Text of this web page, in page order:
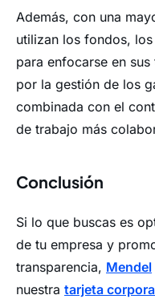
Además, con una
utilizan los fondos,
para enfocarse en
por la gestión de los
combinada con el
de trabajo más
Conclusión
Si lo que buscas es
de tu empresa y
transparencia, Mendel
nuestra tarjeta